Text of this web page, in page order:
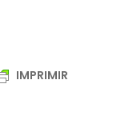
IMPRIMIR